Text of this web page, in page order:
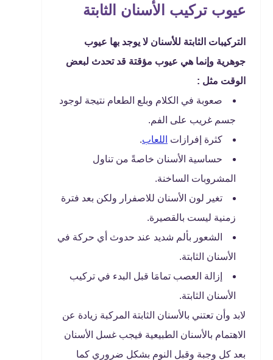
عيوب تركيب الأسنان الثابتة
التركيبات الثابتة للأسنان لا يوجد بها عيوب
جوهرية وإنما هي عيوب مؤقتة قد تحدث لبعض
الوقت مثل :
صعوبة في الكلام وبلع الطعام نتيجة لوجود
جسم غريب على الفم.
كثرة إفرازات اللعاب.
حساسية الأسنان خاصةً من تناول
المشروبات الساخنة.
تغير لون الأسنان للاصفرار ولكن بعد فترة
زمنية ليست بالقصيرة.
الشعور بألم شديد عند حدوث أي حركة في
الأسنان الثابتة.
إزالة العصب تمامَا قبل البدء في تركيب
الأسنان الثابتة.
لابد وأن تعتني بالأسنان الثابتة المركبة زيادة عن
الاهتمام بالأسنان الطبيعية فيجب غسل الأسنان
بعد كل وجبة وقبل النوم بشكل ضروري كما